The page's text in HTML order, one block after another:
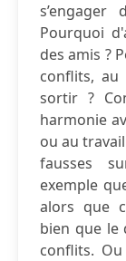
Pourquoi
des amis ?
conflits,
sortir ?
harmonie
ou au
fausses
exemple
alors que
bien que le
conflits.